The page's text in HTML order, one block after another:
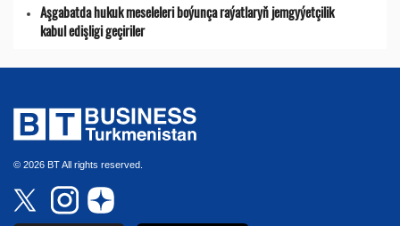
Aşgabatda hukuk meseleleri boýunça raýatlaryň jemgyýetçilik
kabul edişligi geçiriler
© 2026 BT All rights reserved.